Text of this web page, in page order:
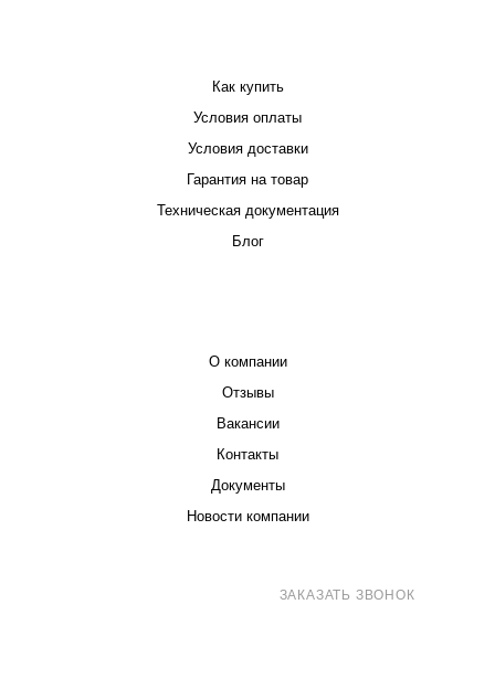
Как купить
Условия оплаты
Условия доставки
Гарантия на товар
Техническая документация
Блог
О компании
Отзывы
Вакансии
Контакты
Документы
Новости компании
ЗАКАЗАТЬ ЗВОНОК